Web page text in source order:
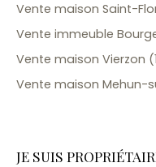
Vente maison Saint-
Vente immeuble
Vente maison Vierzon
Vente maison Mehun-
JE SUIS